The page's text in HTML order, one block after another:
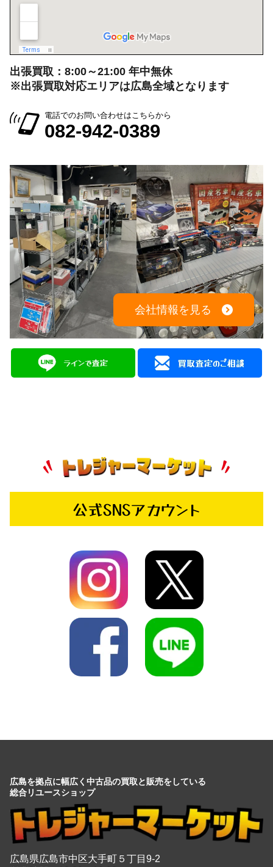
出張買取：8:00～21:00 年中無休
※出張買取対応エリアは広島全域となります
電話でのお問い合わせはこちらから
082-942-0389
会社情報を見る
公式SNSアカウント
広島を拠点に幅広く中古品の買取と販売をしている
総合リユースショップ
広島県広島市中区大手町５丁目9-2